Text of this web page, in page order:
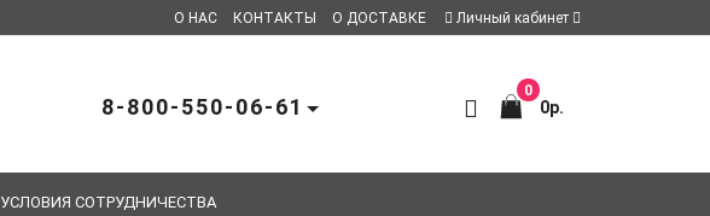
О НАС КОНТАКТЫ О ДОСТАВКЕ Личный кабинет
0
0р.
8-800-550-06-61
УСЛОВИЯ СОТРУДНИЧЕСТВА